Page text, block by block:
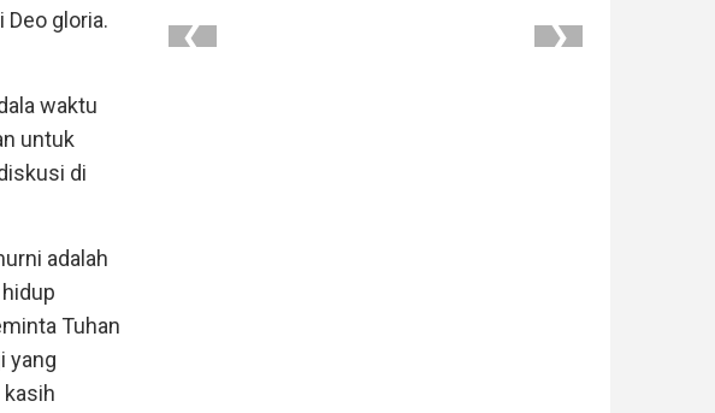
gloria.
waktu
untuk
di
adalah
Tuhan
yang
kasih